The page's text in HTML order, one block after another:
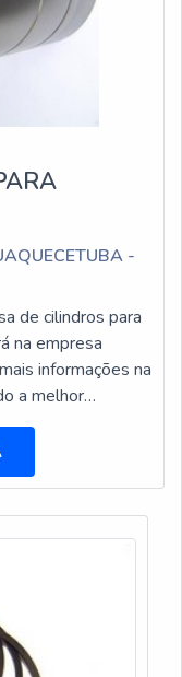
-
de cilindros para
na empresa
informações na
a melhor
é camisa de
conseguirá